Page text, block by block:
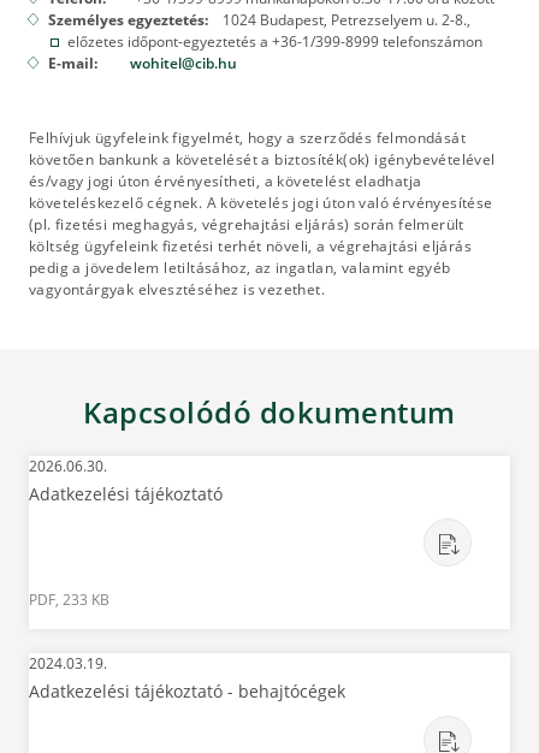
Személyes egyeztetés:
1024 Budapest, Petrezselyem u. 2-8.,
előzetes időpont-egyeztetés a +36-1/399-8999 telefonszámon
E-mail:
wohitel@cib.hu
Felhívjuk ügyfeleink figyelmét, hogy a szerződés felmondását
követően bankunk a követelését a biztosíték(ok) igénybevételével
és/vagy jogi úton érvényesítheti, a követelést eladhatja
követeléskezelő cégnek. A követelés jogi úton való érvényesítése
(pl. fizetési meghagyás, végrehajtási eljárás) során felmerült
költség ügyfeleink fizetési terhét növeli, a végrehajtási eljárás
pedig a jövedelem letiltásához, az ingatlan, valamint egyéb
vagyontárgyak elvesztéséhez is vezethet.
Kapcsolódó dokumentum
2026.06.30.
Adatkezelési tájékoztató
PDF, 233 KB
2024.03.19.
Adatkezelési tájékoztató - behajtócégek